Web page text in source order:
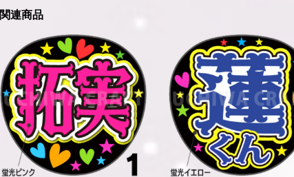
関連商品